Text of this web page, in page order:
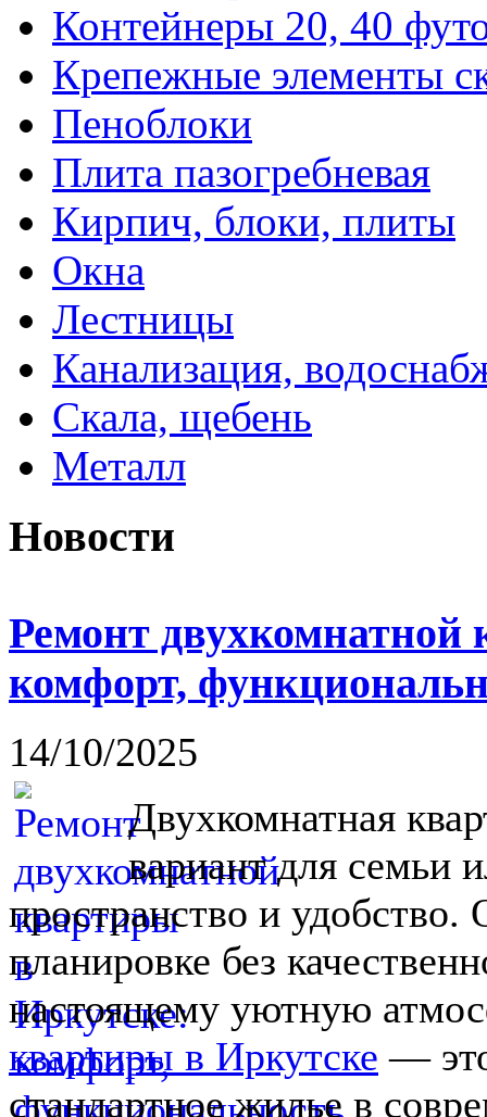
Контейнеры 20, 40
Крепежные элементы
Пеноблоки
Плита пазогребневая
Кирпич, блоки, плиты
Окна
Лестницы
Канализация,
Скала, щебень
Металл
Новости
Ремонт
комфорт,
14/10/2025
Двухкомнатная
вариант для семьи
пространство и
планировке без
настоящему уютную
квартиры в Иркутске —
стандартное жилье в